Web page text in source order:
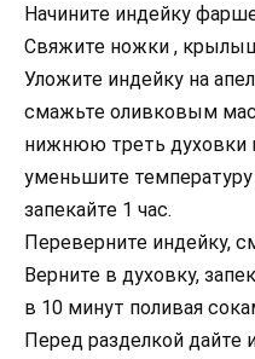
Начините индейку
Свяжите ножки ,
Уложите индейку на
смажьте оливковым
нижнюю треть духовки
уменьшите
запекайте 1 час.
Переверните индейку,
Верните в духовку,
в 10 минут поливая
Перед разделкой дайте